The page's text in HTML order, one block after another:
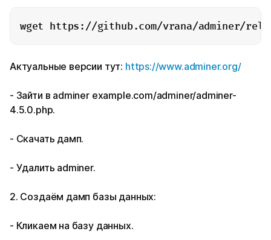
wget https://github.com/vrana/adminer/
Актуальные версии тут: https://www.adminer.org/
- Зайти в adminer example.com/adminer/adminer-
4.5.0.php.
- Скачать дамп.
- Удалить adminer.
2. Создаём дамп базы данных:
- Кликаем на базу данных.